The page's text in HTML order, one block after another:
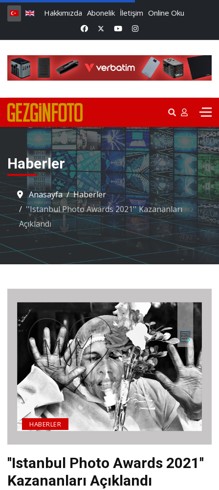
Hakkımızda Abonelik İletişim Online Oku
Haberler
Anasayfa
Haberler
''Istanbul Photo Awards 2021'' Kazananları
Açıklandı
''Istanbul Photo Awards 2021''
Kazananları Açıklandı
HABERLER